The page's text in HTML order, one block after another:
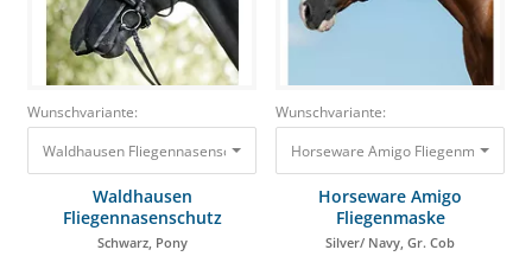
Wunschvariante:
Waldhausen Fliegennasenschutz Schwarz, Pony9,95 €8,96 €
Waldhausen
Fliegennasenschutz
Schwarz, Pony
Wunschvariante:
Horseware Amigo Fliegenmaske
Horseware Amigo
Fliegenmaske
Silver/ Navy, Gr. Cob